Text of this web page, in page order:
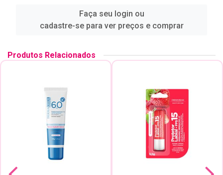
Faça seu login ou
cadastre-se para ver preços e comprar
Produtos Relacionados